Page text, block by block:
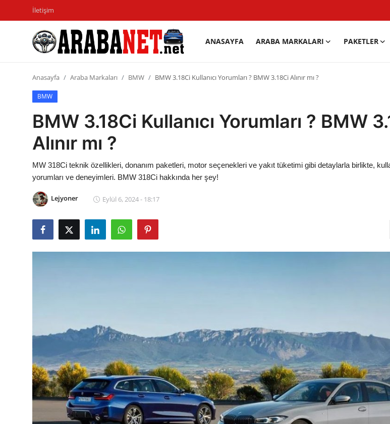
İletişim
ANASAYFA ARABA MARKALARI PAKETLER
Giriş
Kayıt
Anasayfa
İletişim
Araba Markaları
Paketler
Karşılaştırmalar
Kronik Sorunlar
Bakım & Arıza Çözümleri
İkinci El & Ekspertiz
Sigorta & Kasko
Yakıt, LPG & Elektrikli
Anasayfa Araba Markaları BMW BMW 3.18Ci Kullanıcı Yorumları ? BMW 3.18Ci Alınır mı ?
BMW
BMW 3.18Ci Kullanıcı Yorumları ? BMW
Alınır mı ?
MW 318Ci teknik özellikleri, donanım paketleri, motor seçenekleri ve yakıt tüketimi gibi detaylarla birlikte,
yorumları ve deneyimleri. BMW 318Ci hakkında her şey!
Lejyoner Eylül 6, 2024 - 18:17